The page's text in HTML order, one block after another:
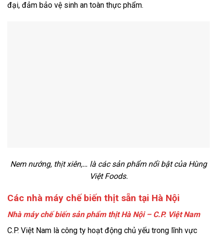
đại, đảm bảo vệ sinh an toàn thực phẩm.
Nem nướng, thịt xiên,… là các sản phẩm nổi bật của Hùng
Việt Foods.
Các nhà máy chế biến thịt sẵn tại Hà Nội
Nhà máy chế biến sản phẩm thịt Hà Nội – C.P. Việt Nam
C.P. Việt Nam là công ty hoạt động chủ yếu trong lĩnh vực